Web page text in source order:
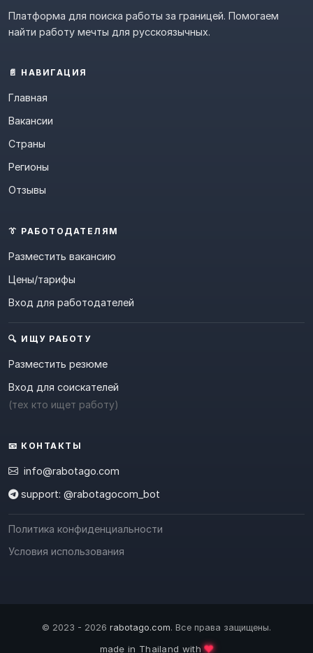
Платформа для поиска работы за границей. Помогаем
найти работу мечты для русскоязычных.
📄 НАВИГАЦИЯ
Главная
Вакансии
Страны
Регионы
Отзывы
👔 РАБОТОДАТЕЛЯМ
Разместить вакансию
Цены/тарифы
Вход для работодателей
🔍 ИЩУ РАБОТУ
Разместить резюме
Вход для соискателей
(тех кто ищет работу)
📧 КОНТАКТЫ
info@rabotago.com
support: @rabotagocom_bot
Политика конфиденциальности
Условия использования
© 2023 - 2026 rabotago.com. Все права защищены.
made in Thailand with❤️